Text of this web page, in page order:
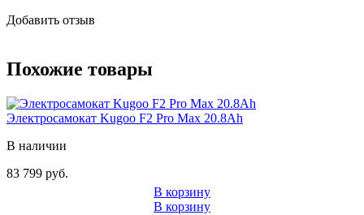
Добавить отзыв
Похожие товары
Электросамокат Kugoo F2 Pro Max 20.8Ah
В наличии
83 799 руб.
В корзину
В корзину